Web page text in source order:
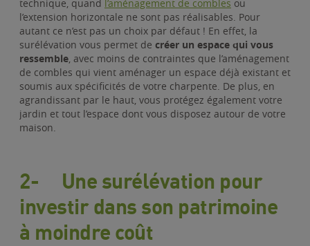
technique, quand l’aménagement de combles ou
l’extension horizontale ne sont pas réalisables. Pour
autant ce n’est pas un choix par défaut ! En effet, la
surélévation vous permet de créer un espace qui vous
ressemble, avec moins de contraintes que l’aménagement
de combles qui vient aménager un espace déjà existant et
soumis aux spécificités de votre charpente. De plus, en
agrandissant par le haut, vous protégez également votre
jardin et tout l’espace dont vous disposez autour de votre
maison.
2-
Une surélévation pour
investir dans son patrimoine
à moindre coût